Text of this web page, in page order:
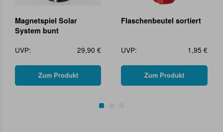
Magnetspiel Solar
System bunt
UVP:
29,90 €
Zum Produkt
Flaschenbeutel sortiert
UVP: 1,95 €
Zum Produkt